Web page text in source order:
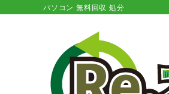
パソコン 無料回収 処分